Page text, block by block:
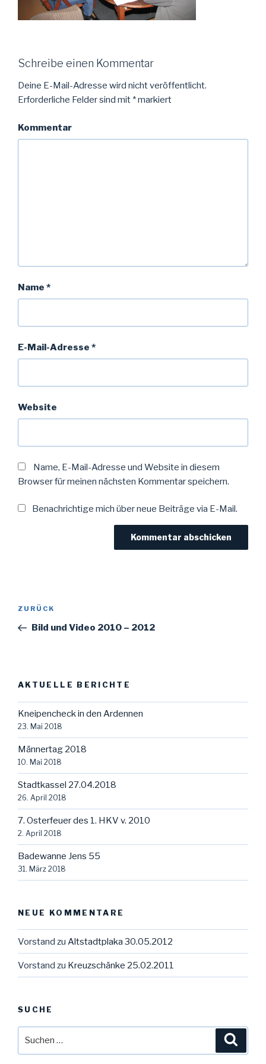
Schreibe einen Kommentar
Deine E-Mail-Adresse wird nicht veröffentlicht.
Erforderliche Felder sind mit *markiert
Kommentar
Name *
E-Mail-Adresse *
Website
Name, E-Mail-Adresse und Website in diesem
Browser für meinen nächsten Kommentar speichern.
Benachrichtige mich über neue Beiträge via E-Mail.
Beitragsnavigation
Vorheriger
Beitrag
ZURÜCK
Bild und Video 2010 – 2012
AKTUELLE BERICHTE
Kneipencheck in den Ardennen
23. Mai 2018
Männertag 2018
10. Mai 2018
Stadtkassel 27.04.2018
26. April 2018
7. Osterfeuer des 1. HKV v. 2010
2. April 2018
Badewanne Jens 55
31. März 2018
NEUE KOMMENTARE
Vorstand zu Altstadtplaka 30.05.2012
Vorstand zu Kreuzschänke 25.02.2011
SUCHE